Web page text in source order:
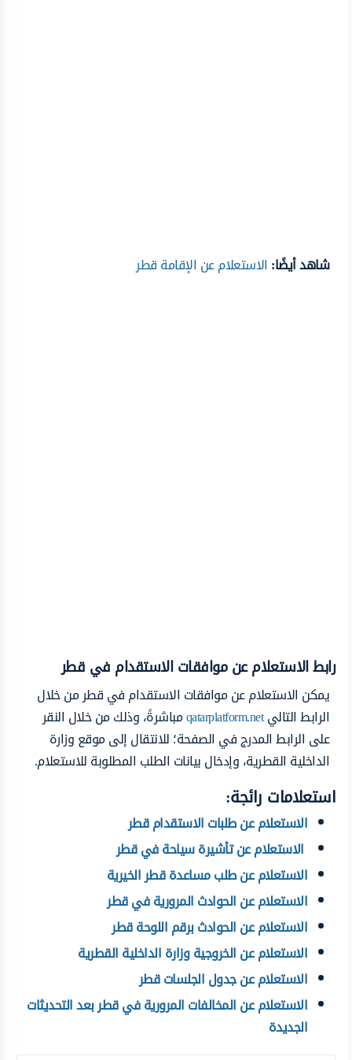
شاهد أيضًا: الاستعلام عن الإقامة قطر
رابط الاستعلام عن موافقات الاستقدام في قطر
يمكن الاستعلام عن موافقات الاستقدام في قطر من خلال
الرابط التاليqatarplatform.netمباشرةً، وذلك من خلال النقر
على الرابط المدرج في الصفحة؛ للانتقال إلى موقع وزارة
الداخلية القطرية، وإدخال بيانات الطلب المطلوبة للاستعلام.
استعلامات رائجة:
الاستعلام عن طلبات الاستقدام قطر
الاستعلام عن تأشيرة سياحة في قطر
الاستعلام عن طلب مساعدة قطر الخيرية
الاستعلام عن الحوادث المرورية في قطر
الاستعلام عن الحوادث برقم اللوحة قطر
الاستعلام عن الخروجية وزارة الداخلية القطرية
الاستعلام عن جدول الجلسات قطر
الاستعلام عن المخالفات المرورية في قطر بعد التحديثات
الجديدة